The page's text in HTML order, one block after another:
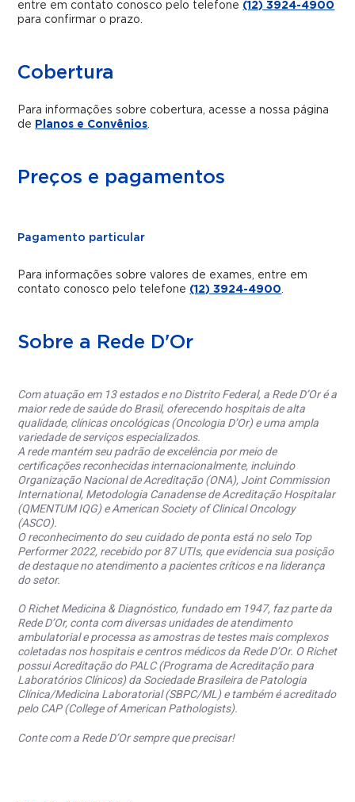
entre em contato conosco pelo telefone (12) 3924-4900
para confirmar o prazo.
Cobertura
Para informações sobre cobertura, acesse a nossa página
de Planos e Convênios.
Preços e pagamentos
Pagamento particular
Para informações sobre valores de exames, entre em
contato conosco pelo telefone (12) 3924-4900.
Sobre a Rede D'Or
Com atuação em 13 estados e no Distrito Federal, a Rede D’Or é a
maior rede de saúde do Brasil, oferecendo hospitais de alta
qualidade, clínicas oncológicas (Oncologia D’Or) e uma ampla
variedade de serviços especializados.
A rede mantém seu padrão de excelência por meio de
certificações reconhecidas internacionalmente, incluindo
Organização Nacional de Acreditação (ONA), Joint Commission
International, Metodologia Canadense de Acreditação Hospitalar
(QMENTUM IQG) e American Society of Clinical Oncology
(ASCO).
O reconhecimento do seu cuidado de ponta está no selo Top
Performer 2022, recebido por 87 UTIs, que evidencia sua posição
de destaque no atendimento a pacientes críticos e na liderança
do setor.
O Richet Medicina & Diagnóstico, fundado em 1947, faz parte da
Rede D’Or, conta com diversas unidades de atendimento
ambulatorial e processa as amostras de testes mais complexos
coletadas nos hospitais e centros médicos da Rede D’Or. O Richet
possui Acreditação do PALC (Programa de Acreditação para
Laboratórios Clínicos) da Sociedade Brasileira de Patologia
Clínica/Medicina Laboratorial (SBPC/ML) e também é acreditado
pelo CAP (College of American Pathologists).
Conte com a Rede D’Or sempre que precisar!